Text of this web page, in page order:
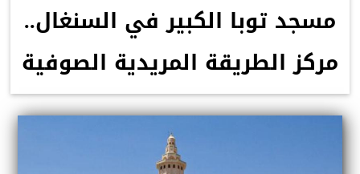
مسجد توبا الكبير في السنغال..
مركز الطريقة المريدية الصوفية